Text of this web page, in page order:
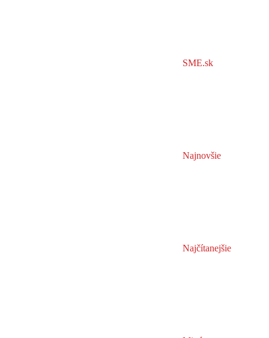
SME.sk
Najnovšie
Najčítanejšie